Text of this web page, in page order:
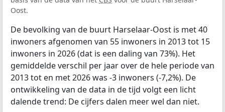
Oost.
De bevolking van de buurt Harselaar-Oost is met 40
inwoners afgenomen van 55 inwoners in 2013 tot 15
inwoners in 2026 (dat is een daling van 73%). Het
gemiddelde verschil per jaar over de hele periode van
2013 tot en met 2026 was -3 inwoners (-7,2%). De
ontwikkeling van de data in de tijd volgt een licht
dalende trend: De cijfers dalen meer wel dan niet.